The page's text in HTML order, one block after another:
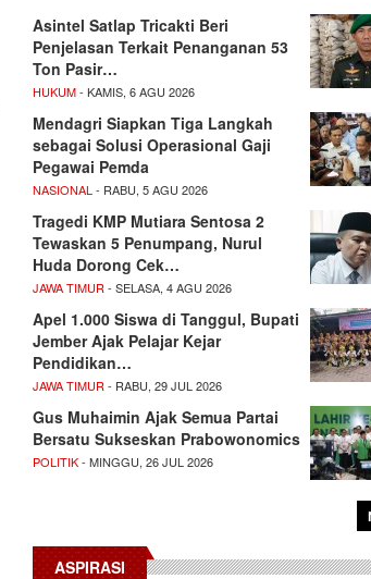
Asintel Satlap Tricakti Beri
Penjelasan Terkait Penanganan 53
Ton Pasir…
HUKUM- KAMIS, 6 AGU 2026
Mendagri Siapkan Tiga Langkah
sebagai Solusi Operasional Gaji
Pegawai Pemda
NASIONAL - RABU, 5 AGU 2026
Tragedi KMP Mutiara Sentosa 2
Tewaskan 5 Penumpang, Nurul
Huda Dorong Cek…
JAWA TIMUR - SELASA, 4 AGU 2026
Apel 1.000 Siswa di Tanggul, Bupati
Jember Ajak Pelajar Kejar
Pendidikan…
JAWA TIMUR - RABU, 29 JUL 2026
Gus Muhaimin Ajak Semua Partai
Bersatu Sukseskan Prabowonomics
POLITIK- MINGGU, 26 JUL 2026
ASPIRASI